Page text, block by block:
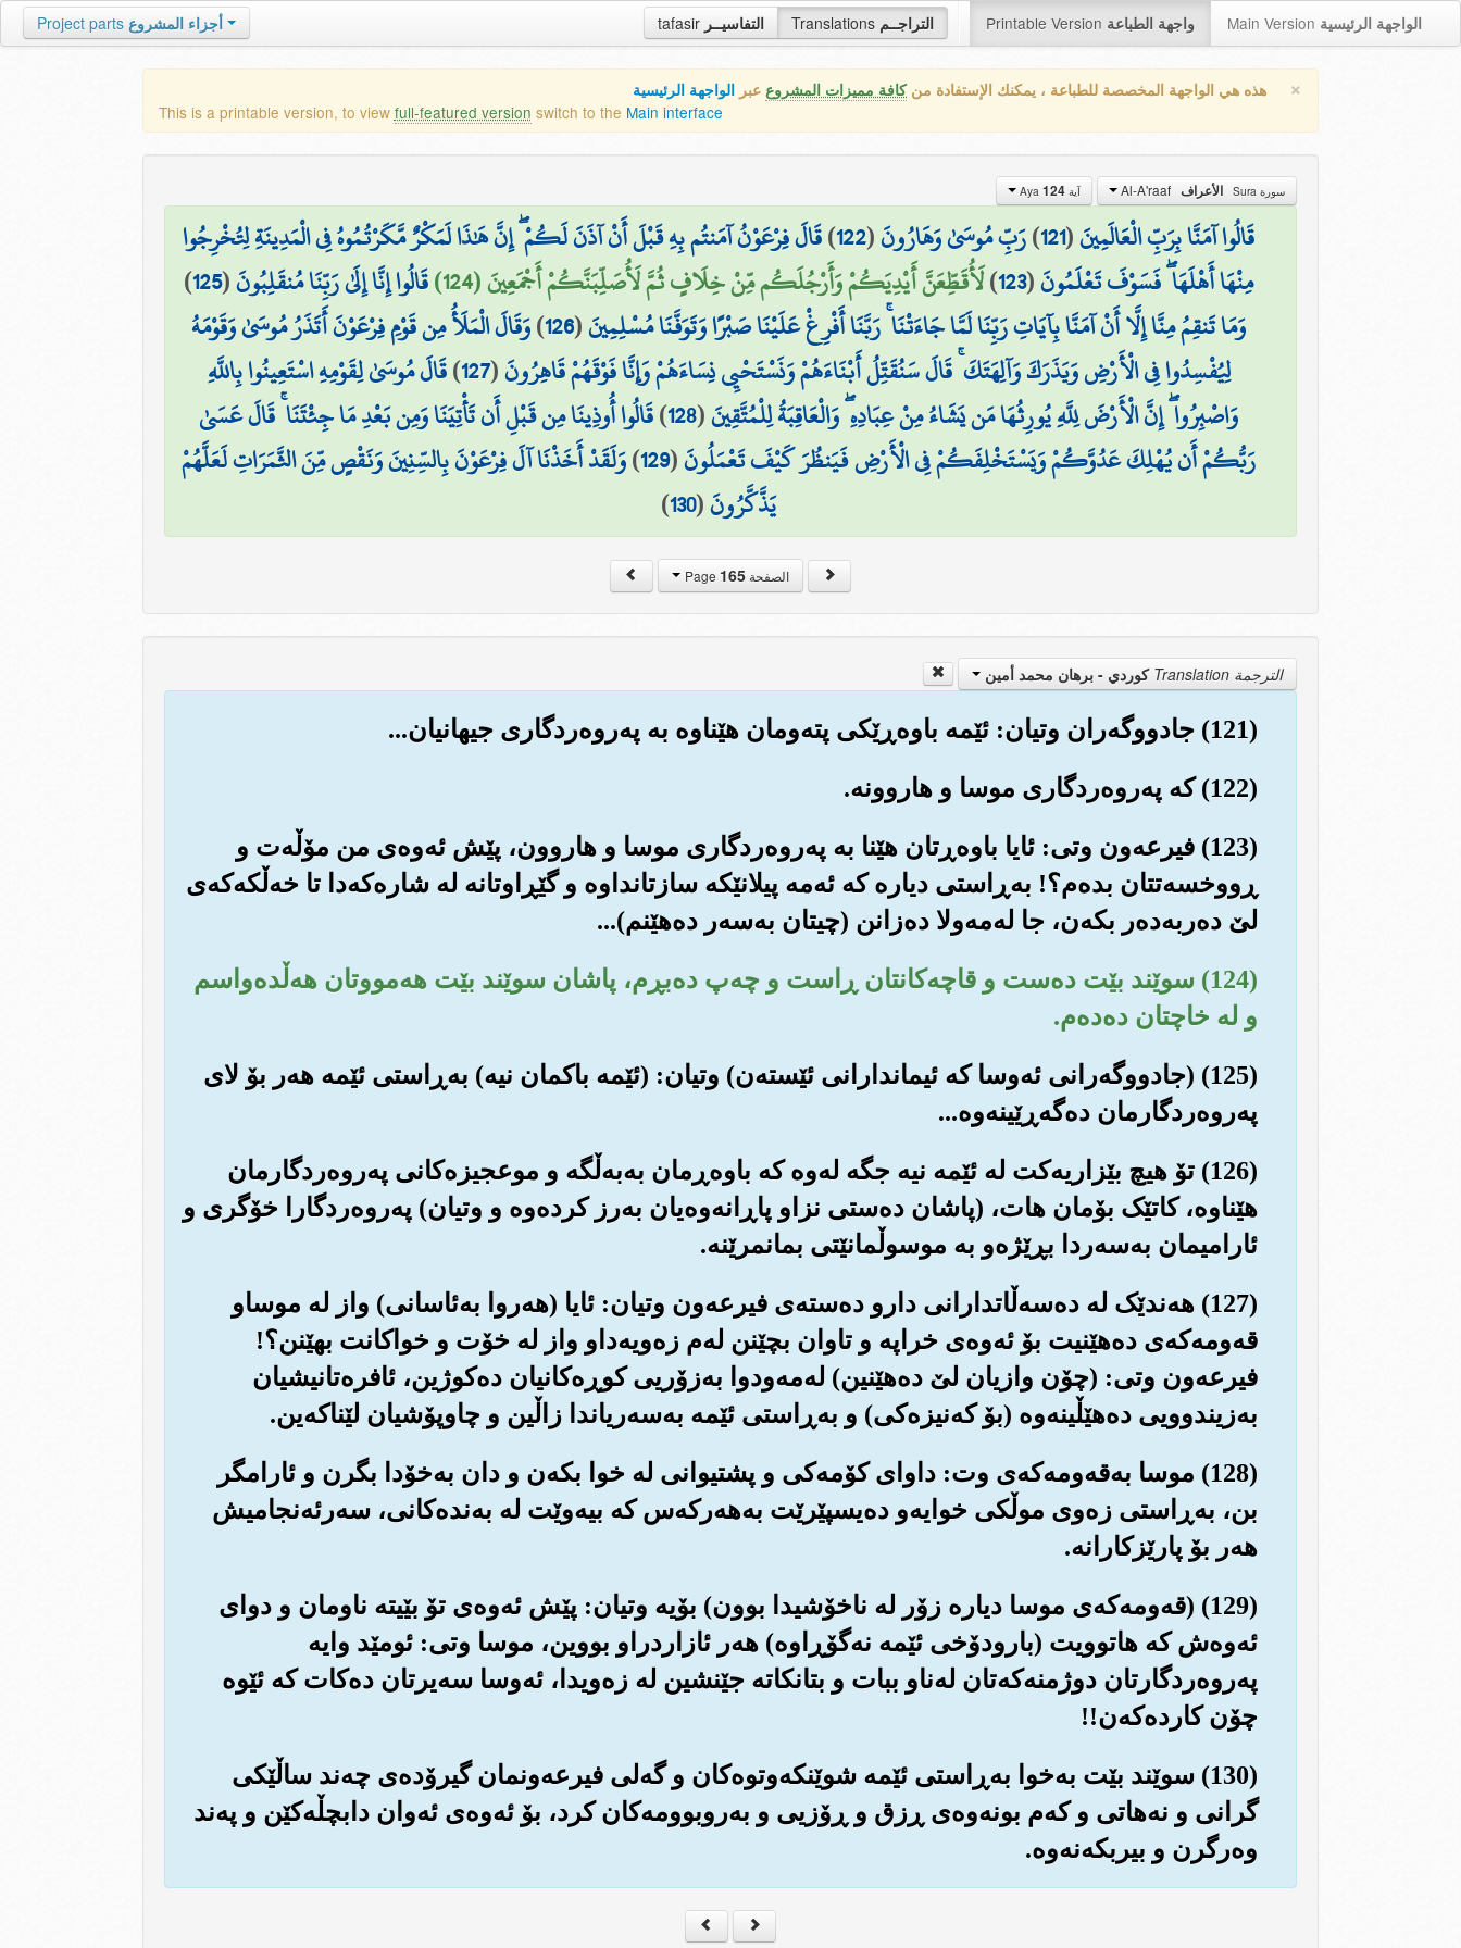
tafasir التفاسيــر Translations التراجــم Printable Version واجهة الطباعة Main Version الواجهة الرئيسية Project parts أجزاء المشروع
× هذه هي الواجهة المخصصة للطباعة ، يمكنك الإستفادة منكافة مميزات المشروع عبر الواجهة الرئيسية
This is a printable version, to view full-featured version switch to the Main interface
سورة Sura الأعراف آية Aya 124
قَالُوا آمَنَّا بِرَبِّ الْعَالَمِينَ(
121
)رَبِّ مُوسَىٰ وَهَارُونَ(
122
)قَالَ فِرْعَوْنُ آمَنتُم بِهِ قَبْلَ أَنْ آذَنَ لَكُمْ ۖ إِنَّ هَٰذَا لَمَكْرٌ مَّكَرْتُمُوهُ فِي الْمَدِينَةِ لِتُخْرِجُوا
مِنْهَا أَهْلَهَا ۖ فَسَوْفَ تَعْلَمُونَ(
123
)لَأُقَطِّعَنَّ أَيْدِيَكُمْ وَأَرْجُلَكُم مِّنْ خِلَافٍ ثُمَّ لَأُصَلِّبَنَّكُمْ أَجْمَعِينَ (124) قَالُوا إِنَّا إِلَىٰ رَبِّنَا مُنقَلِبُونَ(
125
)
وَمَا تَنقِمُ مِنَّا إِلَّا أَنْ آمَنَّا بِآيَاتِ رَبِّنَا لَمَّا جَاءَتْنَا ۚ رَبَّنَا أَفْرِغْ عَلَيْنَا صَبْرًا وَتَوَفَّنَا مُسْلِمِينَ(
126
)وَقَالَ الْمَلَأُ مِن قَوْمِ فِرْعَوْنَ أَتَذَرُ مُوسَىٰ وَقَوْمَهُ
لِيُفْسِدُوا فِي الْأَرْضِ وَيَذَرَكَ وَآلِهَتَكَ ۚ قَالَ سَنُقَتِّلُ أَبْنَاءَهُمْ وَنَسْتَحْيِي نِسَاءَهُمْ وَإِنَّا فَوْقَهُمْ قَاهِرُونَ(
127
)قَالَ مُوسَىٰ لِقَوْمِهِ اسْتَعِينُوا بِاللَّهِ
وَاصْبِرُوا ۖ إِنَّ الْأَرْضَ لِلَّهِ يُورِثُهَا مَن يَشَاءُ مِنْ عِبَادِهِ ۖ وَالْعَاقِبَةُ لِلْمُتَّقِينَ(
128
)قَالُوا أُوذِينَا مِن قَبْلِ أَن تَأْتِيَنَا وَمِن بَعْدِ مَا جِئْتَنَا ۚ قَالَ عَسَىٰ
رَبُّكُمْ أَن يُهْلِكَ عَدُوَّكُمْ وَيَسْتَخْلِفَكُمْ فِي الْأَرْضِ فَيَنظُرَ كَيْفَ تَعْمَلُونَ(
129
)وَلَقَدْ أَخَذْنَا آلَ فِرْعَوْنَ بِالسِّنِينَ وَنَقْصٍ مِّنَ الثَّمَرَاتِ لَعَلَّهُمْ
يَذَّكَّرُونَ(
130
)
الصفحة Page165
الترجمة Translation كوردي - برهان محمد أمين
(121) جادووگه‌ران وتیان: ئێمه باوه‌ڕێکی پته‌ومان هێناوه به په‌روه‌ردگاری جیهانیان...
(122) که په‌روه‌ردگاری موسا و هاروونه‌.
(123) فیرعه‌ون وتی: ئایا باوه‌ڕتان هێنا به په‌روه‌ردگاری موسا و هاروون، پێش ئه‌وه‌ی من مۆڵه‌ت و
ڕووخسه‌تتان بده‌م؟! به‌ڕاستی دیاره که ئه‌مه پیلانێکه سازتانداوه و گێڕاوتانه له شاره‌که‌دا تا خه‌ڵکه‌که‌ی
لێ ده‌ربه‌ده‌ر بکه‌ن، جا له‌مه‌ولا ده‌زانن (چیتان به‌سه‌ر ده‌هێنم)...
(124) سوێند بێت ده‌ست و قاچه‌کانتان ڕاست و چه‌پ ده‌بڕم، پاشان سوێند بێت هه‌مووتان هه‌ڵده‌واسم
و له خاچتان ده‌ده‌م.
(125) (جادووگه‌رانی ئه‌وسا که ئیماندارانی ئێسته‌ن) وتیان: (ئێمه باکمان نیه‌) به‌ڕاستی ئێمه هه‌ر بۆ لای
په‌روه‌ردگارمان ده‌گه‌ڕێینه‌وه‌...
(126) تۆ هیچ بێزاریه‌کت له ئێمه نیه جگه له‌وه که باوه‌ڕمان به‌به‌ڵگه و موعجیزه‌کانی په‌روه‌ردگارمان
هێناوه‌، کاتێک بۆمان هات، (پاشان ده‌ستی نزاو پاڕانه‌وه‌یان به‌رز کرده‌وه و وتیان) په‌روه‌ردگارا خۆگری و
ئارامیمان به‌سه‌ردا بڕێژه‌و به موسوڵمانێتی بمانمرێنه‌.
(127) هه‌ندێک له ده‌سه‌ڵاتدارانی دارو ده‌سته‌ی فیرعه‌ون وتیان: ئایا (هه‌روا به‌ئاسانی) واز له موساو
قه‌ومه‌که‌ی ده‌هێنیت بۆ ئه‌وه‌ی خراپه و تاوان بچێنن له‌م زه‌ویه‌داو واز له خۆت و خواکانت بهێنن؟!
فیرعه‌ون وتی: (چۆن وازیان لێ ده‌هێنین) له‌مه‌ودوا به‌زۆریی کوڕه‌کانیان ده‌کوژین، ئافره‌تانیشیان
به‌زیندوویی ده‌هێڵینه‌وه (بۆ که‌نیزه‌کی) و به‌ڕاستی ئێمه به‌سه‌ریاندا زاڵین و چاوپۆشیان لێناکه‌ین.
(128) موسا به‌قه‌ومه‌که‌ی وت: داوای کۆمه‌کی و پشتیوانی له خوا بکه‌ن و دان به‌خۆدا بگرن و ئارامگر
بن، به‌ڕاستی زه‌وی موڵکی خوایه‌و ده‌یسپێرێت به‌هه‌رکه‌س که بیه‌وێت له به‌نده‌کانی، سه‌رئه‌نجامیش
هه‌ر بۆ پارێزکارانه‌.
(129) (قه‌ومه‌که‌ی موسا دیاره زۆر له ناخۆشیدا بوون) بۆیه وتیان: پێش ئه‌وه‌ی تۆ بێیته ناومان و دوای
ئه‌وه‌ش که هاتوویت (بارودۆخی ئێمه نه‌گۆڕاوه‌) هه‌ر ئازاردراو بووین، موسا وتی: ئومێد وایه
په‌روه‌ردگارتان دوژمنه‌که‌تان له‌ناو ببات و بتانکاته جێنشین له زه‌ویدا، ئه‌وسا سه‌یرتان ده‌کات که ئێوه
چۆن کارده‌که‌ن!!
(130) سوێند بێت به‌خوا به‌ڕاستی ئێمه شوێنکه‌وتوه‌کان و گه‌لی فیرعه‌ونمان گیرۆده‌ی چه‌ند ساڵێکی
گرانی و نه‌هاتی و که‌م بو‌نه‌وه‌ی ڕزق و ڕۆزیی و به‌روبوومه‌کان کرد، بۆ ئه‌وه‌ی ئه‌وان دابچڵه‌کێن و په‌ند
وه‌رگرن و بیربکه‌نه‌وه‌.